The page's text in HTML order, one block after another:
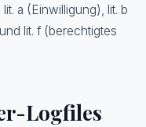
a (Einwilligung), lit. b
lit. f (berechtigtes
Logfiles